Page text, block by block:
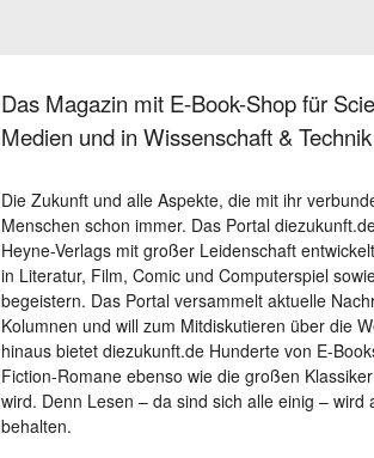
Das Magazin mit E-Book-Shop für
Medien und in Wissenschaft & Technik
Die Zukunft und alle Aspekte, die mit ihr
Menschen schon immer. Das Portal
Heyne-Verlags mit großer Leidenschaft
in Literatur, Film, Comic und Computerspiel
begeistern. Das Portal versammelt aktuelle
Kolumnen und will zum Mitdiskutieren über die
hinaus bietet diezukunft.de Hunderte von E-
Fiction-Romane ebenso wie die großen
wird. Denn Lesen – da sind sich alle einig –
behalten.